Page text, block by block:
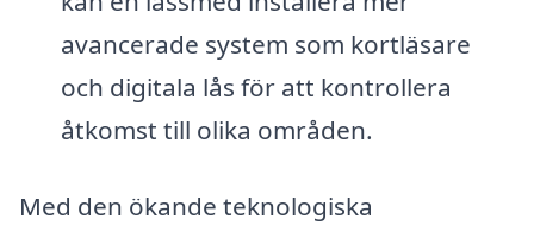
avancerade system som kortläsare
och digitala lås för att kontrollera
åtkomst till olika områden.
Med den ökande teknologiska